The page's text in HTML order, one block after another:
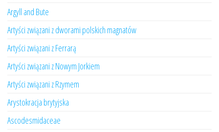
Argyll and Bute
Artyści związani z dworami polskich magnatów
Artyści związani z Ferrarą
Artyści związani z Nowym Jorkiem
Artyści związani z Rzymem
Arystokracja brytyjska
Ascodesmidaceae